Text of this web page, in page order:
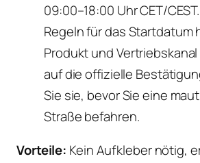
09:00–18:00 Uhr CET/
Regeln für das Startdatum
Produkt und Vertriebskanal
auf die offizielle
Sie sie, bevor Sie eine
Straße befahren.
Vorteile: Kein Aufkleber nötig,